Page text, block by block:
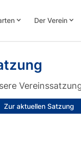
keyboard_arrow_down Der Verein keyboard_arrow_down
Zur aktuellen Satzung